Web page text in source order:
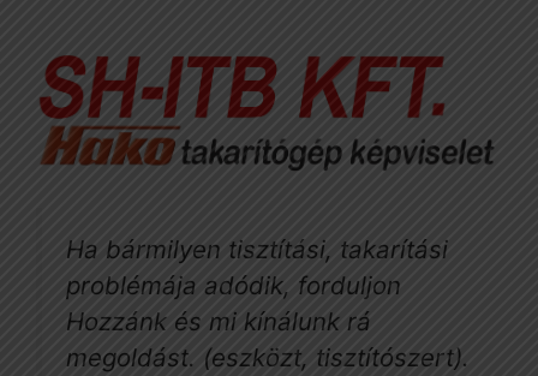
Ha bármilyen tisztítási, takarítási
problémája adódik, forduljon
Hozzánk és mi kínálunk rá
megoldást. (eszközt, tisztítószert).